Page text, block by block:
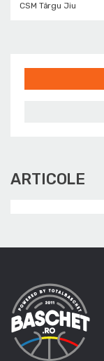
CSM Târgu Jiu
ARTICOLE